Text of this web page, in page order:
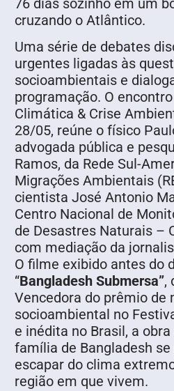
76 dias sozinho em um
cruzando o Atlântico.
Uma série de debates
urgentes ligadas às
socioambientais e
programação. O
Climática & Crise
28/05, reúne o físico
advogada pública e
Ramos, da Rede Sul-
Migrações Ambientais
cientista José Antonio
Centro Nacional de
de Desastres Naturais –
com mediação da
O filme exibido antes do
“Bangladesh Submersa”,
Vencedora do prêmio de
socioambiental no
e inédita no Brasil, a
família de Bangladesh
escapar do clima
região em que vivem.